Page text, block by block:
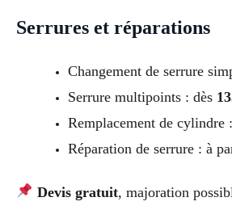
Serrures et réparations
Changement de serrure
Serrure multipoints : dès
Remplacement de cylindre
Réparation de serrure : à
Devis gratuit, majoration